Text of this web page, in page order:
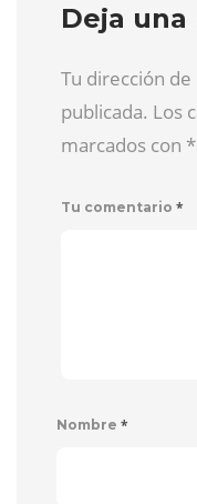
Deja
Tu dirección
publicada. Los
marcados con *
Tu comentario *
Nombre *